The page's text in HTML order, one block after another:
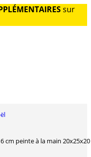
sur